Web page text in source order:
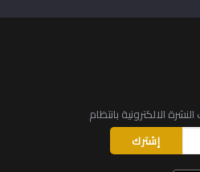
الالكترونية بانتظام